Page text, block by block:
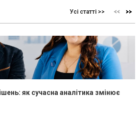
Усі статті >>
як сучасна аналітика змінює